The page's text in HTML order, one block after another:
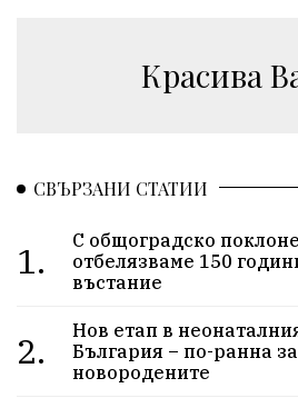
Красива
СВЪРЗАНИ СТАТИИ
1.
С общоградско
отбелязваме 150
въстание
2.
Нов етап в
България – по-ранна
новородените